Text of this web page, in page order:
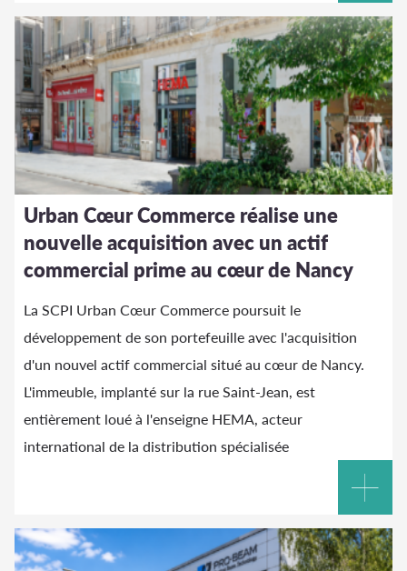
Urban Cœur Commerce réalise une
nouvelle acquisition avec un actif
commercial prime au cœur de Nancy
La SCPI Urban Cœur Commerce poursuit le
développement de son portefeuille avec l'acquisition
d'un nouvel actif commercial situé au cœur de Nancy.
L'immeuble, implanté sur la rue Saint-Jean, est
entièrement loué à l'enseigne HEMA, acteur
international de la distribution spécialisée